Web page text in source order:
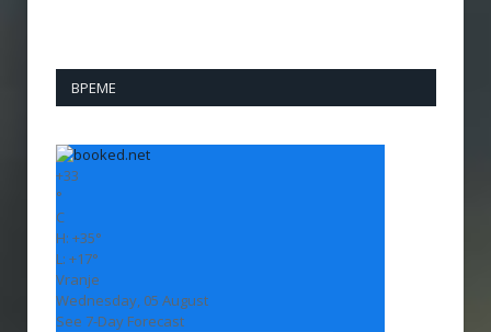
ВРЕМЕ
+33
°
C
H: +35°
L: +17°
Vranje
Wednesday, 05 August
See 7-Day Forecast